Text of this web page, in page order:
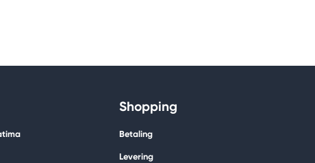
Shopping
Betaling
Levering